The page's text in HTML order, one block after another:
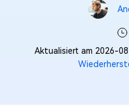
Aktualisiert am 2026-